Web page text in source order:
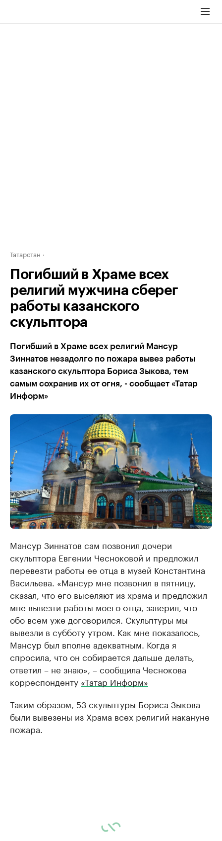
Татарстан
Погибший в Храме всех
религий мужчина сберег
работы казанского
скульптора
Погибший в Храме всех религий Мансур
Зиннатов незадолго по пожара вывез работы
казанского скульптора Бориса Зыкова, тем
самым сохранив их от огня, - сообщает «Татар
Информ»
Мансур Зиннатов сам позвонил дочери
скульптора Евгении Чесноковой и предложил
перевезти работы ее отца в музей Константина
Васильева. «Мансур мне позвонил в пятницу,
сказал, что его выселяют из храма и предложил
мне вывезти работы моего отца, заверил, что
обо всем уже договорился. Скульптуры мы
вывезли в субботу утром. Как мне показалось,
Мансур был вполне адекватным. Когда я
спросила, что он собирается дальше делать,
ответил – не знаю», – сообщила Чеснокова
корреспонденту «Татар Информ»
Таким образом, 53 скульптуры Бориса Зыкова
были вывезены из Храма всех религий накануне
пожара.